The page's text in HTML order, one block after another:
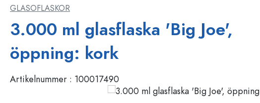
Flaskor efter märke
WECK-flaskor
Flaskor med patentkork
GLASOFLASKOR
3.000 ml glasflaska 'Big Joe',
öppning: kork
Artikelnummer : 100017490